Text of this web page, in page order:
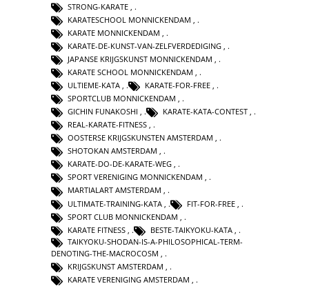
STRONG-KARATE
KARATESCHOOL MONNICKENDAM
KARATE MONNICKENDAM
KARATE-DE-KUNST-VAN-ZELFVERDEDIGING
JAPANSE KRIJGSKUNST MONNICKENDAM
KARATE SCHOOL MONNICKENDAM
ULTIEME-KATA
KARATE-FOR-FREE
SPORTCLUB MONNICKENDAM ,
GICHIN FUNAKOSHI , KARATE-KATA-CONTEST ,
REAL-KARATE-FITNESS ,
OOSTERSE KRIJGSKUNSTEN AMSTERDAM ,
SHOTOKAN AMSTERDAM ,
KARATE-DO-DE-KARATE-WEG ,
SPORT VERENIGING MONNICKENDAM ,
MARTIALART AMSTERDAM ,
ULTIMATE-TRAINING-KATA
FIT-FOR-FREE
SPORT CLUB MONNICKENDAM
KARATE FITNESS
BESTE-TAIKYOKU-KATA
TAIKYOKU-SHODAN-IS-A-PHILOSOPHICAL-TERM-
DENOTING-THE-MACROCOSM
KRIJGSKUNST AMSTERDAM
KARATE VERENIGING AMSTERDAM